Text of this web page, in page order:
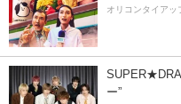
オリコンタイアッ
ー”